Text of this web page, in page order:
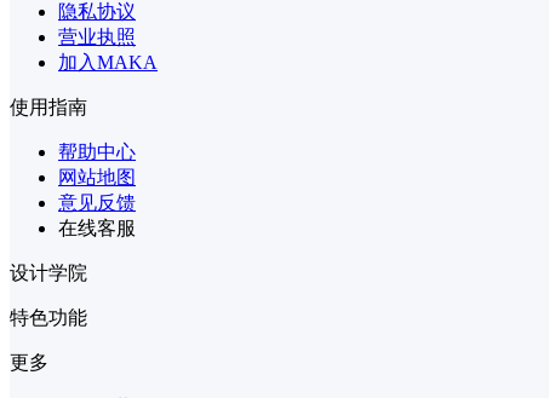
隐私协议
营业执照
加入MAKA
使用指南
帮助中心
网站地图
意见反馈
在线客服
设计学院
特色功能
更多